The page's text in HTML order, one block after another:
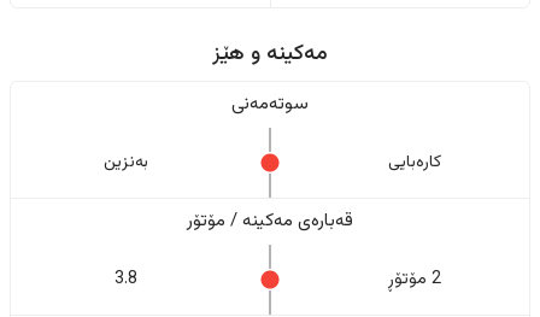
مەکینە و هێز
سوتەمەنی
کارەبایی بەنزین
قەبارەی مەکینە / مۆتۆر
2 مۆتۆڕ 3.8